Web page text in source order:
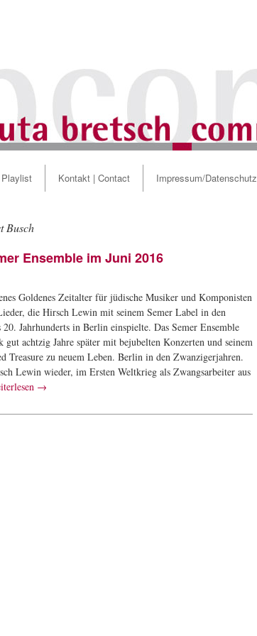
Kontakt | Contact Impressum/Datenschutz
Busch
Ensemble im Juni 2016
Goldenes Zeitalter für jüdische Musiker und Komponisten
die Hirsch Lewin mit seinem Semer Label in den
Jahrhunderts in Berlin einspielte. Das Semer Ensemble
gut achtzig Jahre später mit bejubelten Konzerten und seinem
Treasure zu neuem Leben. Berlin in den Zwanzigerjahren.
Lewin wieder, im Ersten Weltkrieg als Zwangsarbeiter aus
→